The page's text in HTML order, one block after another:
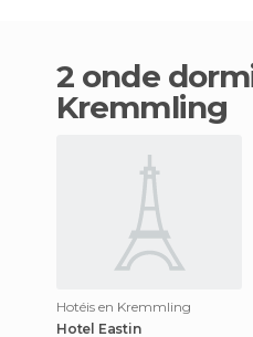
2 onde dormir em
Kremmling
Hotéis en Kremmling
Hotel Eastin